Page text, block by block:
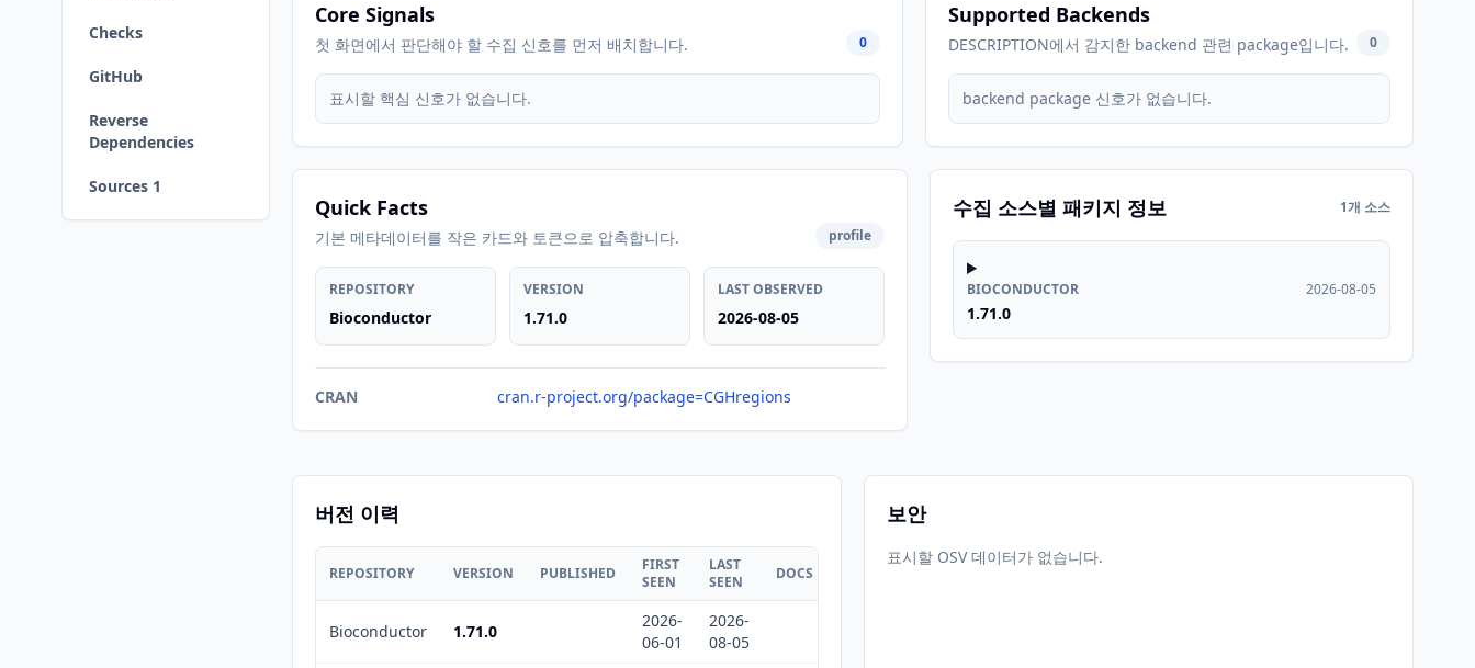
Checks
GitHub
Reverse
Dependencies
Sources 1
Core Signals
첫 화면에서 판단해야 할 수집 신호를 먼저 배치합니다. 0
표시할 핵심 신호가 없습니다.
Supported Backends
DESCRIPTION에서 감지한 backend 관련 package입니다. 0
backend package 신호가 없습니다.
Quick Facts
기본 메타데이터를 작은 카드와 토큰으로 압축합니다. profile
REPOSITORY
Bioconductor
VERSION
1.71.0
LAST OBSERVED
2026-08-05
CRAN cran.r-project.org/package=CGHregions
수집 소스별 패키지 정보 1개 소스
BIOCONDUCTOR
1.71.0
2026-08-05
버전 이력
REPOSITORY VERSION PUBLISHED
FIRST
SEEN
LAST
SEEN
DOCS
Bioconductor 1.71.0
2026-
06-01
2026-
08-05
보안
표시할 OSV 데이터가 없습니다.